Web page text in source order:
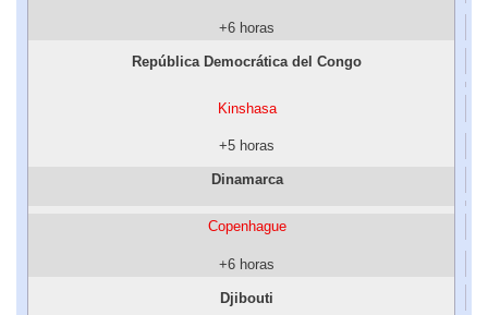
+6 horas
República Democrática del Congo
Kinshasa
+5 horas
Dinamarca
Copenhague
+6 horas
Djibouti